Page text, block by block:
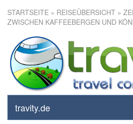
STARTSEITE » REISEÜBERSICHT »
ZWISCHEN KAFFEEBERGEN UND
travity.de
Zentralindien –